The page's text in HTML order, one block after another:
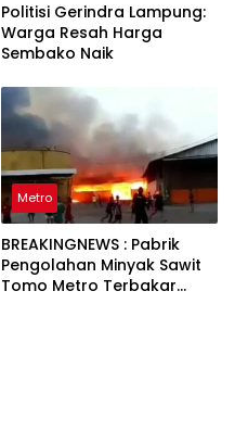
Politisi Gerindra Lampung:
Warga Resah Harga
Sembako Naik
Metro
BREAKINGNEWS : Pabrik
Pengolahan Minyak Sawit
Tomo Metro Terbakar